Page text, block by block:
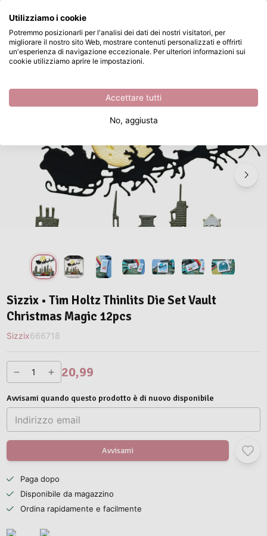
Passa al contenuto principale
Disponibile da magazzino Sizzix • Tim Holtz Thinlits Die Set Vault Christmas Magic 12pcs
/ Altre Fustelle da Taglio /
Sizzix • Tim Holtz Thinlits Die Set Vault
Christmas Magic 12pcs
Sizzix666718
20,99
Avvisami quando questo prodotto è di nuovo disponibile
Avvisami
Paga dopo
Disponibile da magazzino
Ordina rapidamente e facilmente
Cosa stai cercando?
Utilizziamo i cookie
Potremmo posizionarli per l'analisi dei dati dei nostri visitatori, per
migliorare il nostro sito Web, mostrare contenuti personalizzati e offrirti
un'esperienza di navigazione eccezionale. Per ulteriori informazioni sui
cookie utilizziamo aprire le impostazioni.
Accettare tutti
No, aggiusta